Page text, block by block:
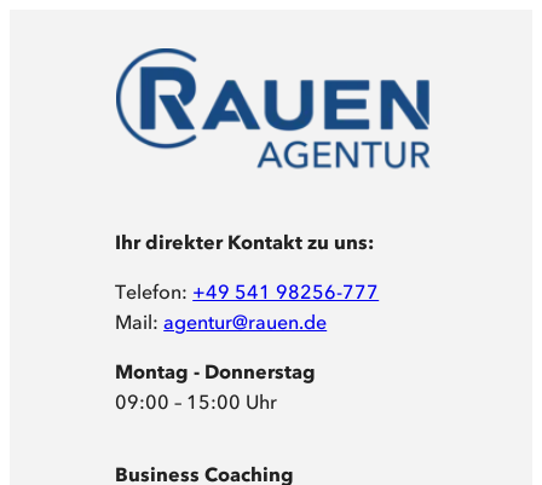
Ihr direkter Kontakt zu uns:
Telefon: +49 541 98256-777
Mail:agentur@rauen.de
Montag - Donnerstag
09:00 – 15:00 Uhr
Business Coaching